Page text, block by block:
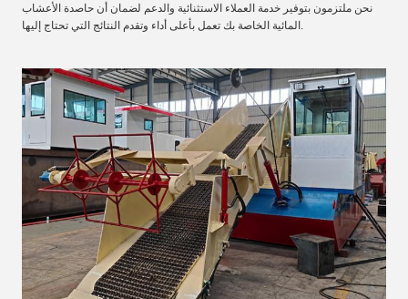
نحن ملتزمون بتوفير خدمة العملاء الاستثنائية والدعم لضمان أن حاصدة الأعشاب
المائية الخاصة بك تعمل بأعلى أداء وتقدم النتائج التي تحتاج إليها.